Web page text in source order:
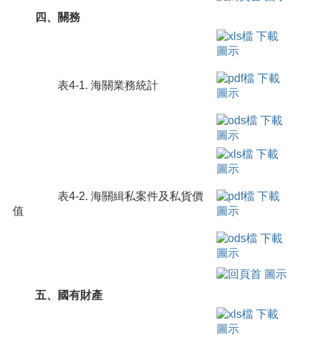
四、關務
表4-1. 海關業務統計
表4-2. 海關緝私案件及私貨價
值
五、國有財產